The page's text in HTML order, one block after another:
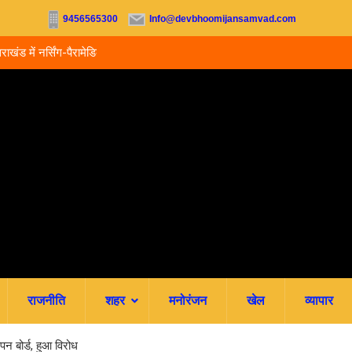
9456565300 Info@devbhoomijansamvad.com
से ऑनलाइन फीस
राजनीति शहर मनोरंजन खेल व्यापार
बोर्ड, हुआ विरोध